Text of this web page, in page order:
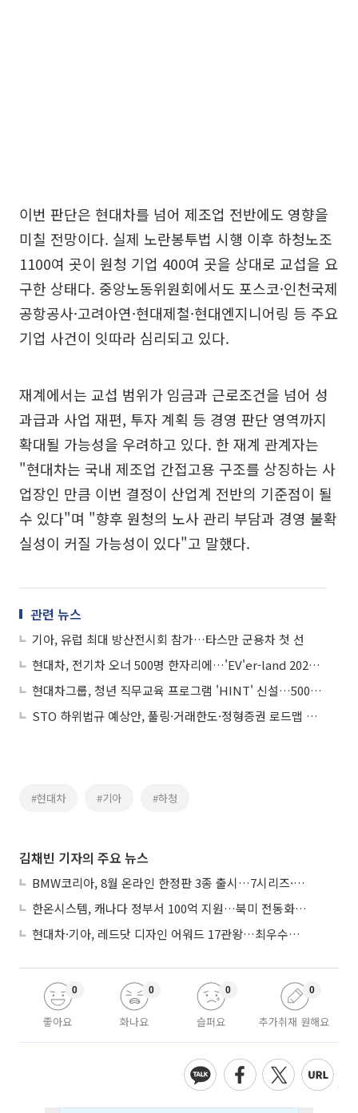
이번 판단은 현대차를 넘어 제조업 전반에도 영향을
미칠 전망이다. 실제 노란봉투법 시행 이후 하청노조
1100여 곳이 원청 기업 400여 곳을 상대로 교섭을 요
구한 상태다. 중앙노동위원회에서도 포스코·인천국제
공항공사·고려아연·현대제철·현대엔지니어링 등 주요
기업 사건이 잇따라 심리되고 있다.
재계에서는 교섭 범위가 임금과 근로조건을 넘어 성
과급과 사업 재편, 투자 계획 등 경영 판단 영역까지
확대될 가능성을 우려하고 있다. 한 재계 관계자는
"현대차는 국내 제조업 간접고용 구조를 상징하는 사
업장인 만큼 이번 결정이 산업계 전반의 기준점이 될
수 있다"며 "향후 원청의 노사 관리 부담과 경영 불확
실성이 커질 가능성이 있다"고 말했다.
관련 뉴스
기아, 유럽 최대 방산전시회 참가…타스만 군용차 첫 선
현대차, 전기차 오너 500명 한자리에…'EV'er-land 2026' 개최
현대차그룹, 청년 직무교육 프로그램 'HINT' 신설…500명 모집
STO 하위법규 예상안, 풀링·거래한도·정형증권 로드맵 제시
#현대차 #기아 #하청
김채빈 기자의 주요 뉴스
BMW코리아, 8월 온라인 한정판 3종 출시…7시리즈·X7·M340i 투어링
한온시스템, 캐나다 정부서 100억 지원…북미 전동화 시장 가속
현대차·기아, 레드닷 디자인 어워드 17관왕…최우수상 2개 수상
좋아요
0
화나요
0
슬퍼요
0
추가취재 원해요
0